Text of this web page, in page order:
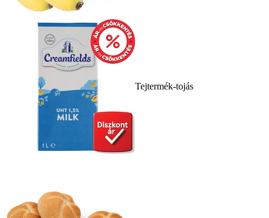
Tejtermék-tojás